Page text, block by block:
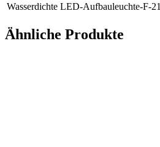
Wasserdichte LED-Aufbauleuchte-F-21
Ähnliche Produkte